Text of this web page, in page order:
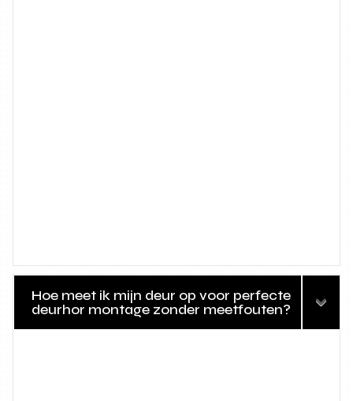
Hoe meet ik mijn deur op voor perfecte
deurhor montage zonder meetfouten?